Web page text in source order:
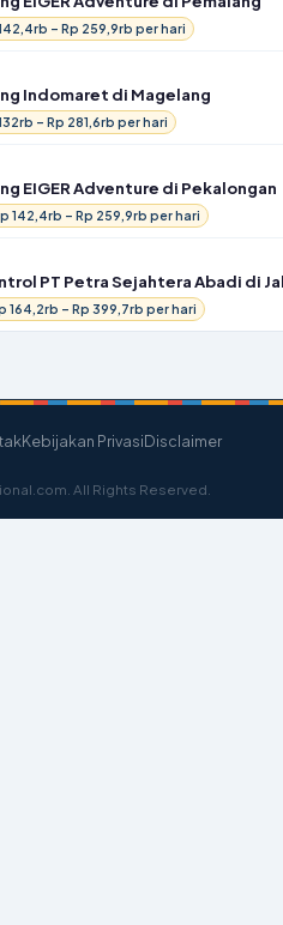
– Rp 259,9rb per hari
Indomaret di Magelang
– Rp 281,6rb per hari
EIGER Adventure di Pekalongan
142,4rb – Rp 259,9rb per hari
PT Petra Sejahtera Abadi di
164,2rb – Rp 399,7rb per hari
Kebijakan PrivasiDisclaimer
All Rights Reserved.